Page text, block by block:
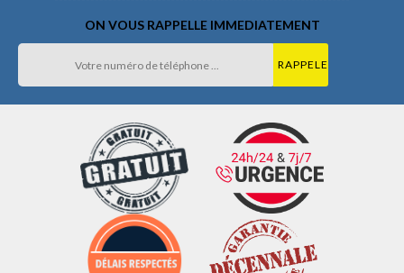
ON VOUS RAPPELLE IMMEDIATEMENT